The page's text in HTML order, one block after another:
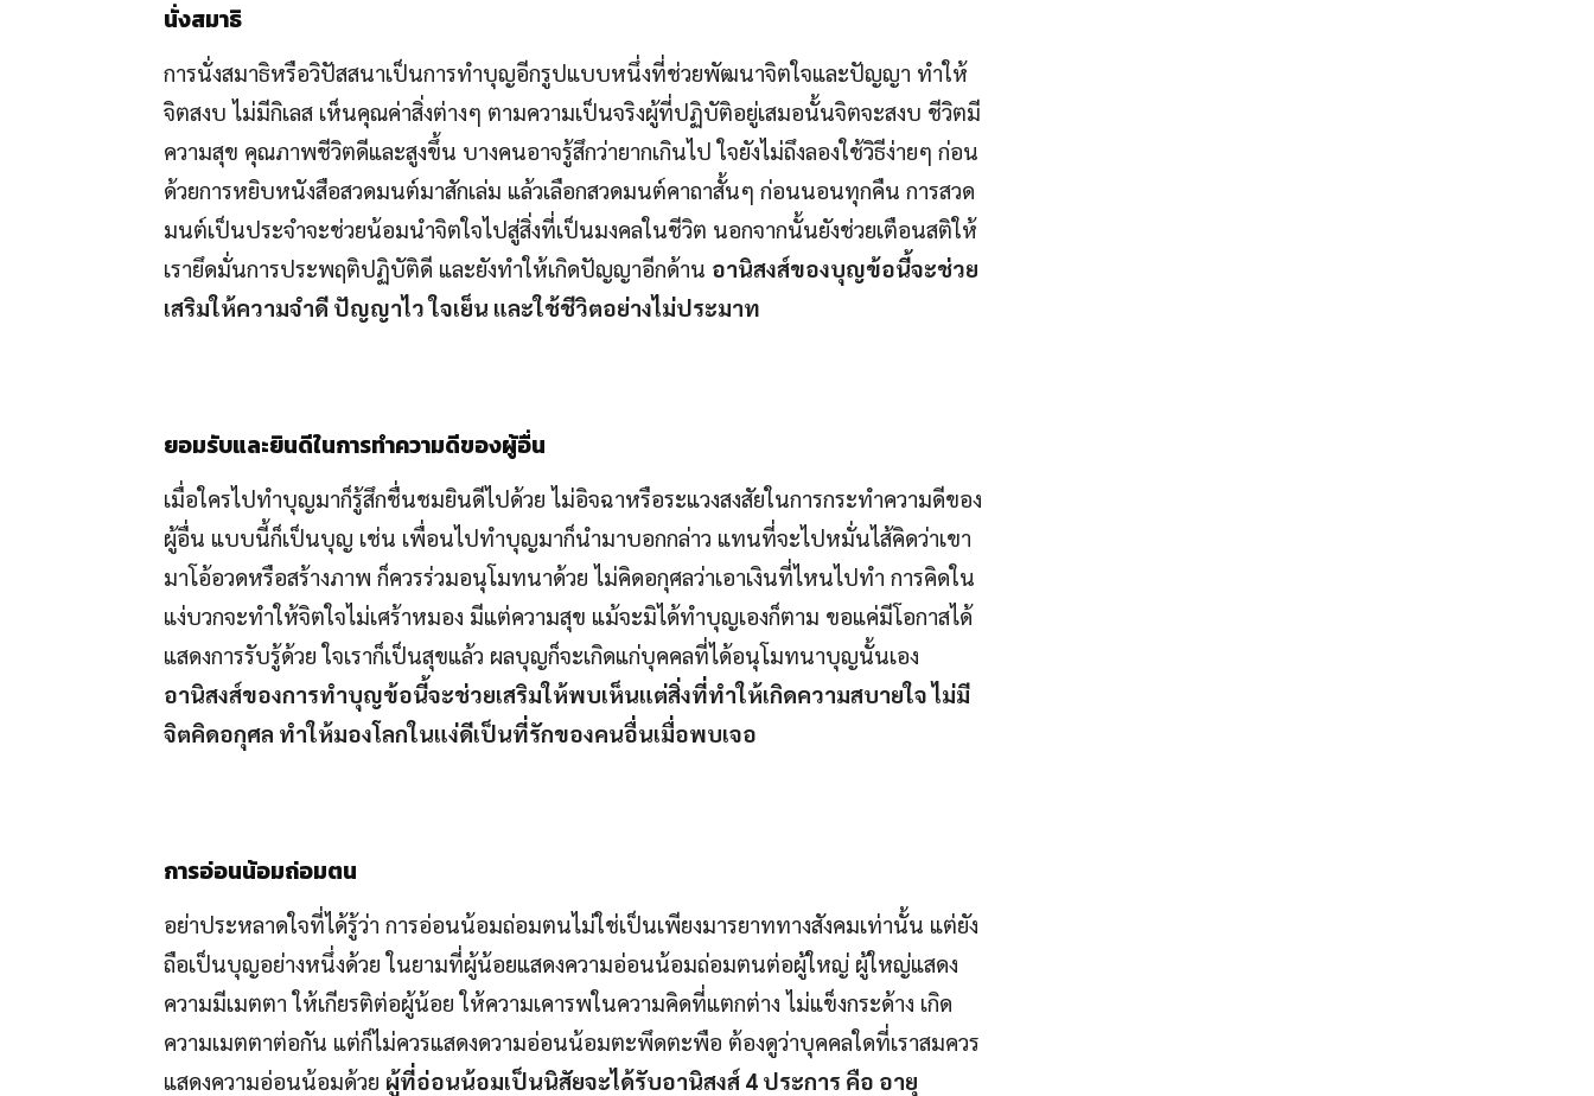
นั่งสมาธิ
การนั่งสมาธิหรือวิปัสสนาเป็นการทำบุญอีกรูปแบบหนึ่งที่ช่วยพัฒนาจิตใจและปัญญา ทำให้
จิตสงบ ไม่มีกิเลส เห็นคุณค่าสิ่งต่างๆ ตามความเป็นจริงผู้ที่ปฏิบัติอยู่เสมอนั้นจิตจะสงบ ชีวิตมี
ความสุข คุณภาพชีวิตดีและสูงขึ้น บางคนอาจรู้สึกว่ายากเกินไป ใจยังไม่ถึงลองใช้วิธีง่ายๆ ก่อน
ด้วยการหยิบหนังสือสวดมนต์มาสักเล่ม แล้วเลือกสวดมนต์คาถาสั้นๆ ก่อนนอนทุกคืน การสวด
มนต์เป็นประจำจะช่วยน้อมนำจิตใจไปสู่สิ่งที่เป็นมงคลในชีวิต นอกจากนั้นยังช่วยเตือนสติให้
เรายึดมั่นการประพฤติปฏิบัติดี และยังทำให้เกิดปัญญาอีกด้าน อานิสงส์ของบุญข้อนี้จะช่วย
เสริมให้ความจำดี ปัญญาไว ใจเย็น และใช้ชีวิตอย่างไม่ประมาท
ยอมรับและยินดีในการทำความดีของผู้อื่น
เมื่อใครไปทำบุญมาก็รู้สึกชื่นชมยินดีไปด้วย ไม่อิจฉาหรือระแวงสงสัยในการกระทำความดีของ
ผู้อื่น แบบนี้ก็เป็นบุญ เช่น เพื่อนไปทำบุญมาก็นำมาบอกกล่าว แทนที่จะไปหมั่นไส้คิดว่าเขา
มาโอ้อวดหรือสร้างภาพ ก็ควรร่วมอนุโมทนาด้วย ไม่คิดอกุศลว่าเอาเงินที่ไหนไปทำ การคิดใน
แง่บวกจะทำให้จิตใจไม่เศร้าหมอง มีแต่ความสุข แม้จะมิได้ทำบุญเองก็ตาม ขอแค่มีโอกาสได้
แสดงการรับรู้ด้วย ใจเราก็เป็นสุขแล้ว ผลบุญก็จะเกิดแก่บุคคลที่ได้อนุโมทนาบุญนั้นเอง
อานิสงส์ของการทำบุญข้อนี้จะช่วยเสริมให้พบเห็นแต่สิ่งที่ทำให้เกิดความสบายใจ ไม่มี
จิตคิดอกุศล ทำให้มองโลกในแง่ดีเป็นที่รักของคนอื่นเมื่อพบเจอ
การอ่อนน้อมถ่อมตน
อย่าประหลาดใจที่ได้รู้ว่า การอ่อนน้อมถ่อมตนไม่ใช่เป็นเพียงมารยาททางสังคมเท่านั้น แต่ยัง
ถือเป็นบุญอย่างหนึ่งด้วย ในยามที่ผู้น้อยแสดงความอ่อนน้อมถ่อมตนต่อผู้ใหญ่ ผู้ใหญ่แสดง
ความมีเมตตา ให้เกียรติต่อผู้น้อย ให้ความเคารพในความคิดที่แตกต่าง ไม่แข็งกระด้าง เกิด
ความเมตตาต่อกัน แต่ก็ไม่ควรแสดงดวามอ่อนน้อมตะพึดตะพือ ต้องดูว่าบุคคลใดที่เราสมควร
แสดงความอ่อนน้อมด้วย ผู้ที่อ่อนน้อมเป็นนิสัยจะได้รับอานิสงส์ 4 ประการ คือ อายุ